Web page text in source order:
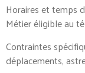
Horaires et temps
Métier éligible au
Contraintes
déplacements,